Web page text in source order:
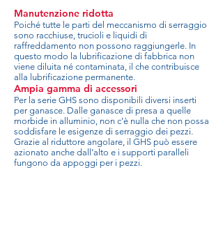
Manutenzione ridotta
Poiché tutte le parti del meccanismo di serraggio
sono racchiuse, trucioli e liquidi di
raffreddamento non possono raggiungerle. In
questo modo la lubrificazione di fabbrica non
viene diluita né contaminata, il che contribuisce
alla lubrificazione permanente.
Ampia gamma di accessori
Per la serie GHS sono disponibili diversi inserti
per ganasce. Dalle ganasce di presa a quelle
morbide in alluminio, non c’è nulla che non possa
soddisfare le esigenze di serraggio dei pezzi.
Grazie al riduttore angolare, il GHS può essere
azionato anche dall’alto e i supporti paralleli
fungono da appoggi per i pezzi.